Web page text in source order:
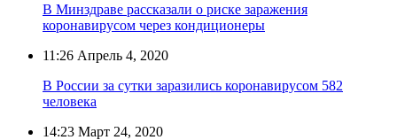
В Минздраве рассказали о риске заражения
коронавирусом через кондиционеры
11:26 Апрель 4, 2020
В России за сутки заразились коронавирусом 582
человека
14:23 Март 24, 2020